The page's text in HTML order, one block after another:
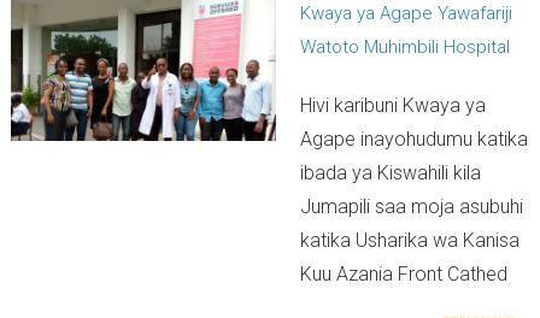
Kwaya ya Agape Yawafariji
Watoto Muhimbili Hospital
Hivi karibuni Kwaya ya
Agape inayohudumu katika
ibada ya Kiswahili kila
Jumapili saa moja asubuhi
katika Usharika wa Kanisa
Kuu Azania Front Cathed